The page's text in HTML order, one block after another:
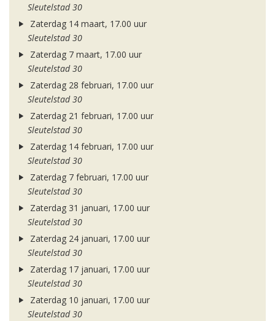
Sleutelstad 30
Zaterdag 14 maart, 17.00 uur
Sleutelstad 30
Zaterdag 7 maart, 17.00 uur
Sleutelstad 30
Zaterdag 28 februari, 17.00 uur
Sleutelstad 30
Zaterdag 21 februari, 17.00 uur
Sleutelstad 30
Zaterdag 14 februari, 17.00 uur
Sleutelstad 30
Zaterdag 7 februari, 17.00 uur
Sleutelstad 30
Zaterdag 31 januari, 17.00 uur
Sleutelstad 30
Zaterdag 24 januari, 17.00 uur
Sleutelstad 30
Zaterdag 17 januari, 17.00 uur
Sleutelstad 30
Zaterdag 10 januari, 17.00 uur
Sleutelstad 30